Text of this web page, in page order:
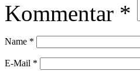
Kommentar *
Name *
E-Mail *